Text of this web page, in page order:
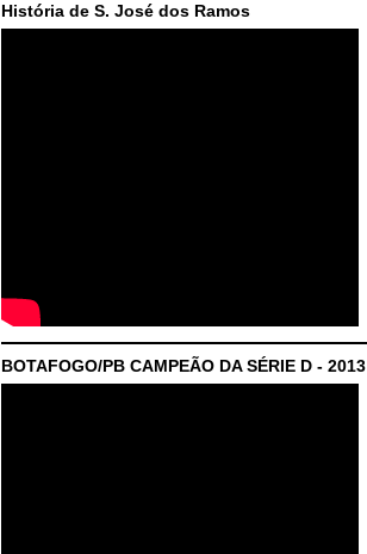
História de S. José dos Ramos
BOTAFOGO/PB CAMPEÃO DA SÉRIE D - 2013